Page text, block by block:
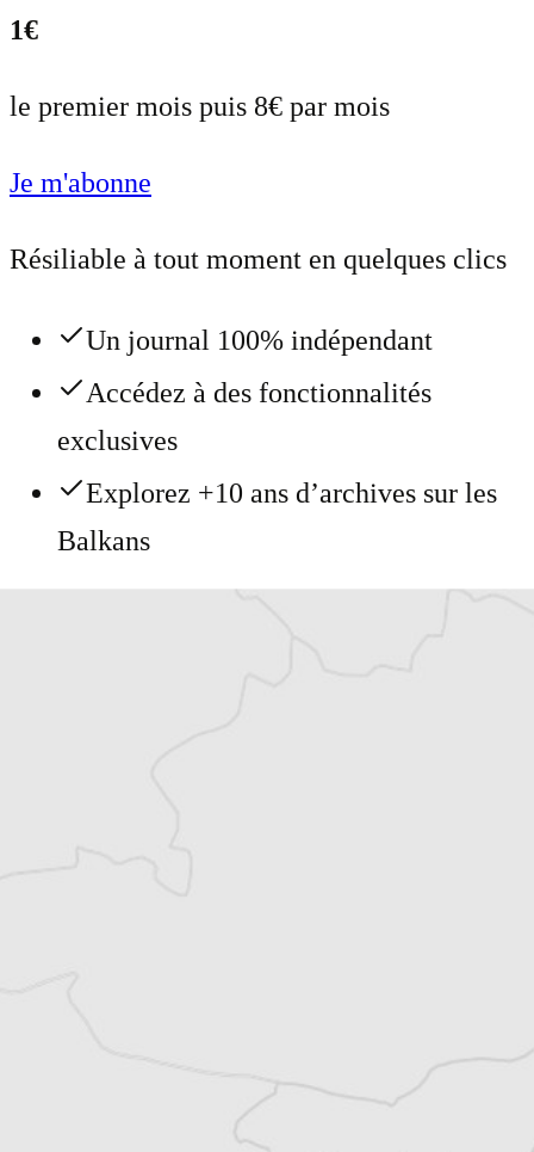
1€
le premier mois puis 8€ par mois
Je m'abonne
Résiliable à tout moment en quelques clics
Un journal 100% indépendant
Accédez à des fonctionnalités
exclusives
Explorez +10 ans d’archives sur les
Balkans